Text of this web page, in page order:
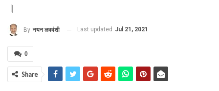
।
By नयन लववंशी Last updated Jul 21, 2021
0
Share